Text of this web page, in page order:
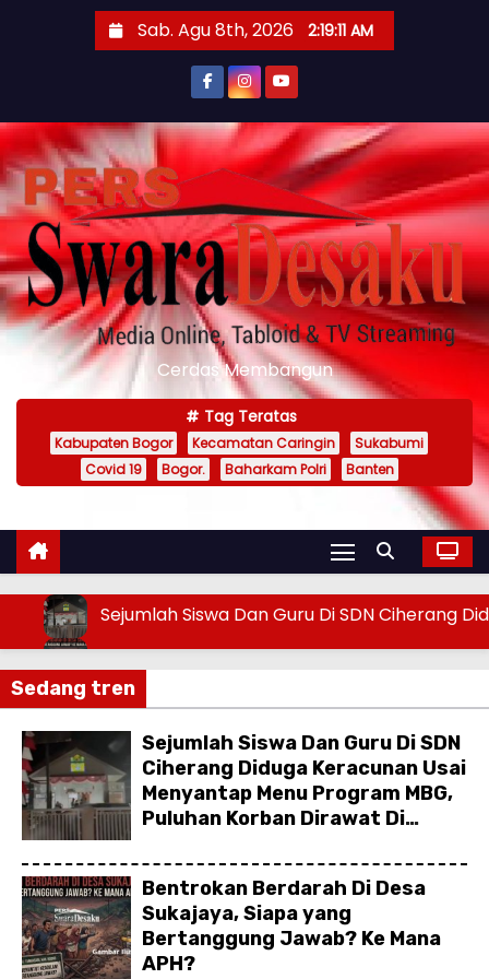
t
o
c
o
n
t
e
Sab. Agu 8th, 2026 2:19:14 AM
Cerdas Membangun
Tag Teratas
Kabupaten Bogor Kecamatan Caringin
Sukabumi
Covid 19
Bogor. Baharkam Polri Banten
Sejumlah Siswa Dan Guru Di SDN Ciherang
Meriahkan Final Piala Presiden 2026,
Kumpul Sebra, Maju Kembali, Janji
Truk Sampah Terparkir Di Depan Kantor
Sedang tren
Sejumlah Siswa Dan Guru Di SDN
Ciherang Diduga Keracunan Usai
Menyantap Menu Program MBG,
Puluhan Korban Dirawat Di
Bentrokan Berdarah Di Desa
Sukajaya, Siapa yang
Bertanggung Jawab? Ke Mana
APH?